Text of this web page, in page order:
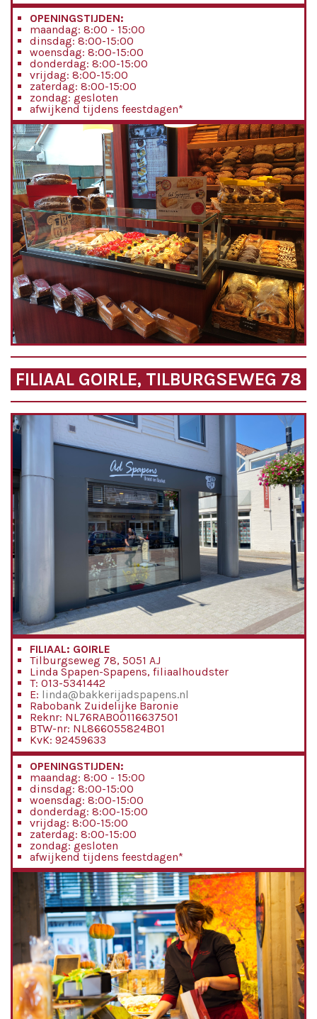
OPENINGSTIJDEN:
maandag: 8:00 - 15:00
dinsdag: 8:00-15:00
woensdag: 8:00-15:00
donderdag: 8:00-15:00
vrijdag: 8:00-15:00
zaterdag: 8:00-15:00
zondag: gesloten
afwijkend tijdens feestdagen*
FILIAAL GOIRLE, TILBURGSEWEG 78
FILIAAL: GOIRLE
Tilburgseweg 78, 5051 AJ
Linda Spapen-Spapens, filiaalhoudster
T: 013-5341442
E: linda@bakkerijadspapens.nl
Rabobank Zuidelijke Baronie
Reknr: NL76RABO0116637501
BTW-nr: NL866055824B01
KvK: 92459633
OPENINGSTIJDEN:
maandag: 8:00 - 15:00
dinsdag: 8:00-15:00
woensdag: 8:00-15:00
donderdag: 8:00-15:00
vrijdag: 8:00-15:00
zaterdag: 8:00-15:00
zondag: gesloten
afwijkend tijdens feestdagen*